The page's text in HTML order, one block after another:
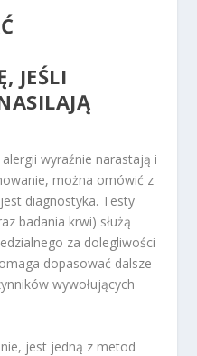
JEŚLI
wyraźnie narastają i
można omówić z
diagnostyka. Testy
badania krwi) służą
za dolegliwości
dopasować dalsze
wywołujących
jest jedną z metod